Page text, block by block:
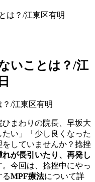
は？/江東区有明
いことは？/江
まわりの院長、早坂大
い」「少し良くなった
していませんか？捻挫
れが長引いたり、再発し
。今回は、捻挫中にやっ
るMPF療法について詳